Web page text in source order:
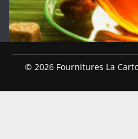
© 2026 Fournitures La